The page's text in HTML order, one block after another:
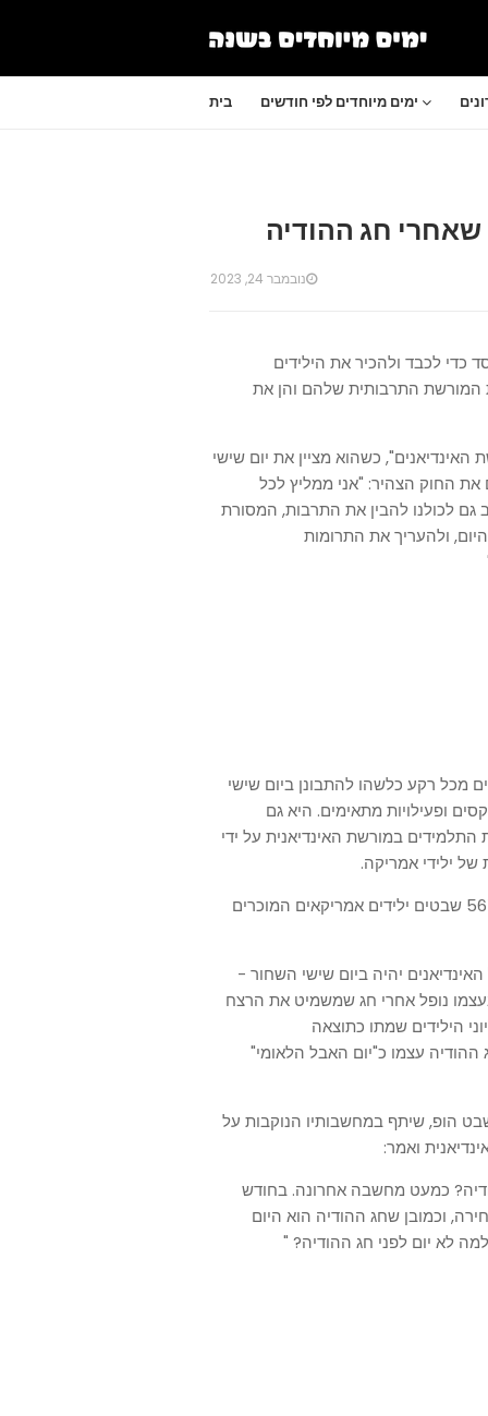
בית ימים מיוחדים לפי חודשים
שאחרי חג ההודיה
נובמבר 24, 2023
כדי לכבד ולהכיר את הילידים
המורשת התרבותית שלהם והן את
האינדיאנים", כשהוא מציין את יום שישי
החוק הצהיר: "אני ממליץ לכל
גם לכולנו להבין את התרבות, המסורת
ולהעריך את התרומות
מכל רקע כלשהו להתבונן ביום שישי
ופעילויות מתאימים. היא גם
התלמידים במורשת האינדיאנית על ידי
ילידי אמריקה.
הצעת החוק, עם זאת, נתמכה רשמית רק על ידי 184 מתוך 567 שבטים ילידים אמריקאים המוכרים
יהיה ביום שישי השחור -
נופל אחרי חג שמשמיט את הרצח
הילידים שמתו כתוצאה
עצמו כ"יום האבל הלאומי"
הופ, שיתף במחשבותיו הנוקבות על
ואמר:
כמעט מחשבה אחרונה. בחודש
מורשת האינדיאנים, יש עוד 28 ימים לבחירה, וכמובן שחג ההודיה הוא היום
לא יום לפני חג ההודיה? "